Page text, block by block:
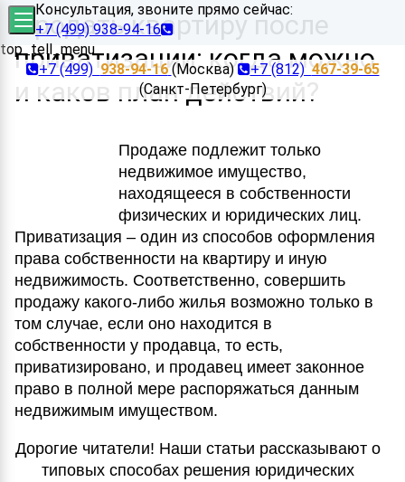
Консультация, звоните прямо сейчас:
+7 (499) 938-94-16
top_tell_menu
+7 (499)938-94-16 (Москва) +7 (812)467-39-65
(Санкт-Петербург)
Продать квартиру после
приватизации: когда можно
и каков план действий?
Продаже подлежит только
недвижимое имущество,
находящееся в собственности
физических и юридических лиц.
Приватизация – один из способов оформления
права собственности на квартиру и иную
недвижимость. Соответственно, совершить
продажу какого-либо жилья возможно только в
том случае, если оно находится в
собственности у продавца, то есть,
приватизировано, и продавец имеет законное
право в полной мере распоряжаться данным
недвижимым имуществом.
Дорогие читатели! Наши статьи рассказывают о
типовых способах решения юридических